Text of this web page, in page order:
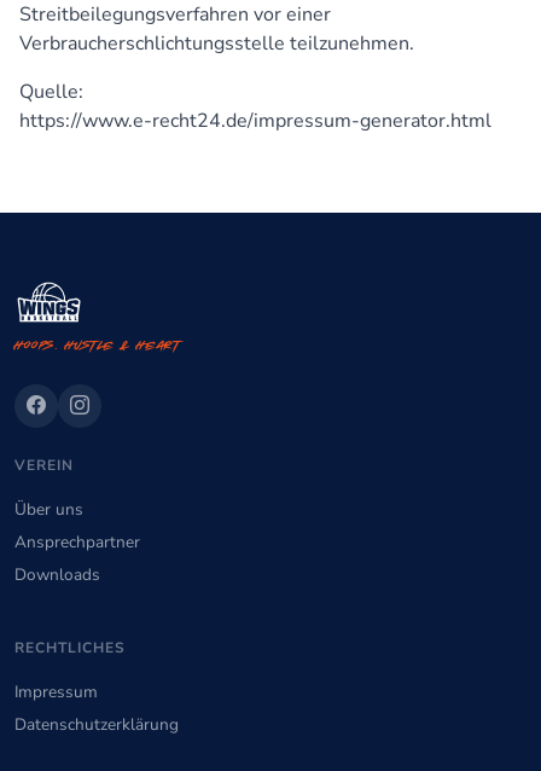
Streitbeilegungsverfahren vor einer
Verbraucherschlichtungsstelle teilzunehmen.
Quelle:
https://www.e-recht24.de/impressum-generator.html
Hoops. Hustle & Heart
VEREIN
Über uns
Ansprechpartner
Downloads
RECHTLICHES
Impressum
Datenschutzerklärung